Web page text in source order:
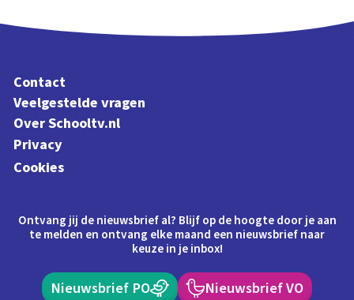
Contact
Veelgestelde vragen
Over Schooltv.nl
Privacy
Cookies
Ontvang jij de nieuwsbrief al? Blijf op de hoogte door je aan
te melden en ontvang elke maand een nieuwsbrief naar
keuze in je inbox!
Nieuwsbrief PO Nieuwsbrief VO